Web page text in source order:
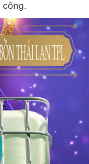
công.